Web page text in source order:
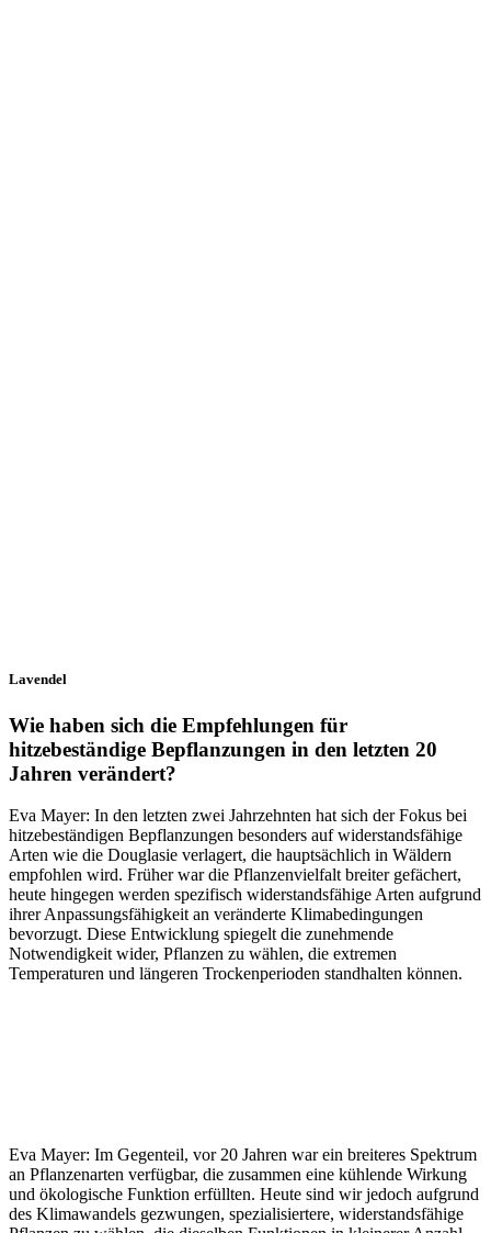
Lavendel
Wie haben sich die Empfehlungen für
hitzebeständige Bepflanzungen in den letzten 20
Jahren verändert?
Eva Mayer: In den letzten zwei Jahrzehnten hat sich der Fokus bei
hitzebeständigen Bepflanzungen besonders auf widerstandsfähige
Arten wie die Douglasie verlagert, die hauptsächlich in Wäldern
empfohlen wird. Früher war die Pflanzenvielfalt breiter gefächert,
heute hingegen werden spezifisch widerstandsfähige Arten aufgrund
ihrer Anpassungsfähigkeit an veränderte Klimabedingungen
bevorzugt. Diese Entwicklung spiegelt die zunehmende
Notwendigkeit wider, Pflanzen zu wählen, die extremen
Temperaturen und längeren Trockenperioden standhalten können.
Eva Mayer: Im Gegenteil, vor 20 Jahren war ein breiteres Spektrum
an Pflanzenarten verfügbar, die zusammen eine kühlende Wirkung
und ökologische Funktion erfüllten. Heute sind wir jedoch aufgrund
des Klimawandels gezwungen, spezialisiertere, widerstandsfähige